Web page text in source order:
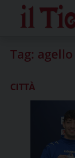
content
Tag: agello
CITTÀ